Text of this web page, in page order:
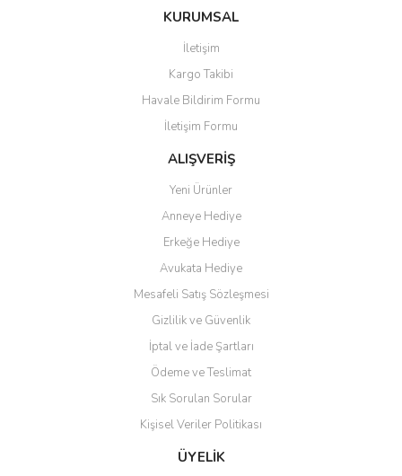
Bu ürüne ilk yorumu siz yapın!
Ürün resmi kalitesiz, bozuk veya görüntülenemiyor.
Ürün açıklamasında eksik bilgiler bulunuyor.
Ürün bilgilerinde hatalar bulunuyor.
Ürün fiyatı diğer sitelerden daha pahalı.
Bu ürüne benzer farklı alternatifler olmalı.
Gönder
ulaştı. Satış sonrasında
iletişimde hiç zorlanmadım.
alışverişinde yaşadığım en iyi
Ürünler kategorize, başlıklar
kolaylaşıyor. Yani site de
hazırlanmış çok düzenli bir site.
KURUMSAL
İletişim
Kargo Takibi
Havale Bildirim Formu
İletişim Formu
ALIŞVERİŞ
Yeni Ürünler
Anneye Hediye
Erkeğe Hediye
Avukata Hediye
Mesafeli Satış Sözleşmesi
Gizlilik ve Güvenlik
İptal ve İade Şartları
Ödeme ve Teslimat
Sık Sorulan Sorular
Kişisel Veriler Politikası
ÜYELİK